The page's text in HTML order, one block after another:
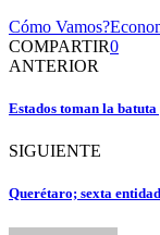
Cómo Vamos?
COMPARTIR0
ANTERIOR
Estados toman la
SIGUIENTE
Querétaro; sexta